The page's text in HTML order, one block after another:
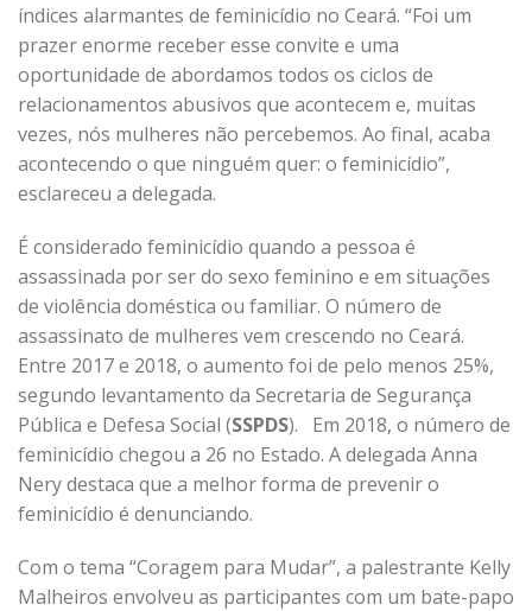
índices alarmantes de feminicídio no Ceará. “Foi um
prazer enorme receber esse convite e uma
oportunidade de abordamos todos os ciclos de
relacionamentos abusivos que acontecem e, muitas
vezes, nós mulheres não percebemos. Ao final, acaba
acontecendo o que ninguém quer: o feminicídio”,
esclareceu a delegada.
É considerado feminicídio quando a pessoa é
assassinada por ser do sexo feminino e em situações
de violência doméstica ou familiar. O número de
assassinato de mulheres vem crescendo no Ceará.
Entre 2017 e 2018, o aumento foi de pelo menos 25%,
segundo levantamento da Secretaria de Segurança
Pública e Defesa Social (SSPDS). Em 2018, o número de
feminicídio chegou a 26 no Estado. A delegada Anna
Nery destaca que a melhor forma de prevenir o
feminicídio é denunciando.
Com o tema “Coragem para Mudar”, a palestrante Kelly
Malheiros envolveu as participantes com um bate-papo